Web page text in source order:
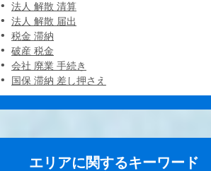
法人 解散 清算
法人 解散 届出
税金 滞納
破産 税金
会社 廃業 手続き
国保 滞納 差し押さえ
エリアに関するキーワード